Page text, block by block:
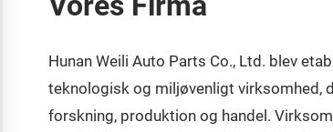
Hunan Weili Auto Parts Co., Ltd. blev
teknologisk og miljøvenligt virksomhed,
forskning, produktion og handel.